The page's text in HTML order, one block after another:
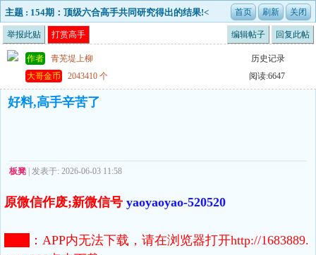
主题 : 154期：顶级六合高手共同研究得出的结果!<
中特五不中>
举报此贴 打赏高手 编辑帖子 回复此帖
作者 青芜堤上柳
历史记录
大哥金币
2043410 个 阅读:6647
好料,高手辛苦了
板凳 | 发表于: 2026-06-03 11:58
原微信作废;新微信号 yaoyaoyao-520520
： APP内无法下载，请在浏览器打开http://1683889.